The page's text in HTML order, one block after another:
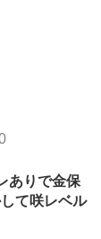
ありで金保
て咲レベル